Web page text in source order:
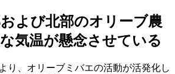
よび北部のオリーブ農
気温が懸念させている
り、オリーブミバエの活動が活発化し